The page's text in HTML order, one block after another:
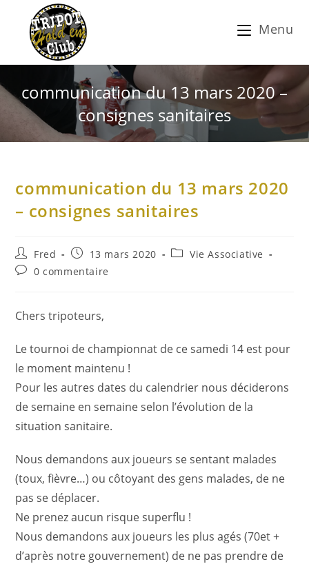
Menu
communication du 13 mars 2020 –
consignes sanitaires
communication du 13 mars 2020
– consignes sanitaires
Fred 13 mars 2020
Vie Associative
0 commentaire
Chers tripoteurs,
Le tournoi de championnat de ce samedi 14 est pour
le moment maintenu !
Pour les autres dates du calendrier nous déciderons
de semaine en semaine selon l’évolution de la
situation sanitaire.
Nous demandons aux joueurs se sentant malades
(toux, fièvre…) ou côtoyant des gens malades, de ne
pas se déplacer.
Ne prenez aucun risque superflu !
Nous demandons aux joueurs les plus agés (70et +
d’après notre gouvernement) de ne pas prendre de